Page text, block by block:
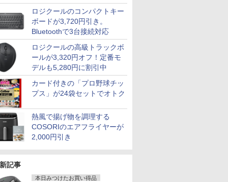
引
ロジクールのコンパクトキー
ボードが3,720円引き。
Bluetoothで3台接続対応
ロジクールの高級トラックボ
ールが3,320円オフ！定番モ
デルも5,280円に割引中
カード付きの「プロ野球チッ
プス」が24袋セットでオトク
熱風で揚げ物を調理する
COSORIのエアフライヤーが
2,000円引き
記事
本日みつけたお買い得品